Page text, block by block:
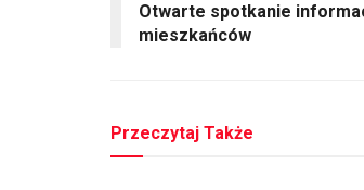
Otwarte spotkanie
mieszkańców
Przeczytaj Także